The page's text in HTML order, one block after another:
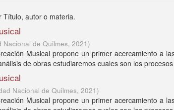
Título, autor o materia.
Nacional de Quilmes, 2021)
Musical propone un primer acercamiento a
de obras estudiaremos cuales son los
Nacional de Quilmes, 2021)
Musical propone un primer acercamiento a